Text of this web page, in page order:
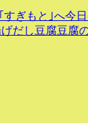
ぎもと｣へ今
だし豆腐豆腐